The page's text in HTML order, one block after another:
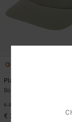
Platform
Boné Snapback Verde
€ 35,00
€ 22,05